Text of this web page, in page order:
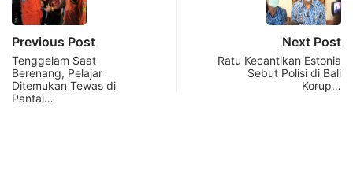
Previous Post
Tenggelam Saat
Berenang, Pelajar
Ditemukan Tewas di
Pantai…
Next Post
Ratu Kecantikan Estonia
Sebut Polisi di Bali
Korup…